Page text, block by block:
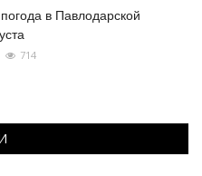
в Павлодарской
714